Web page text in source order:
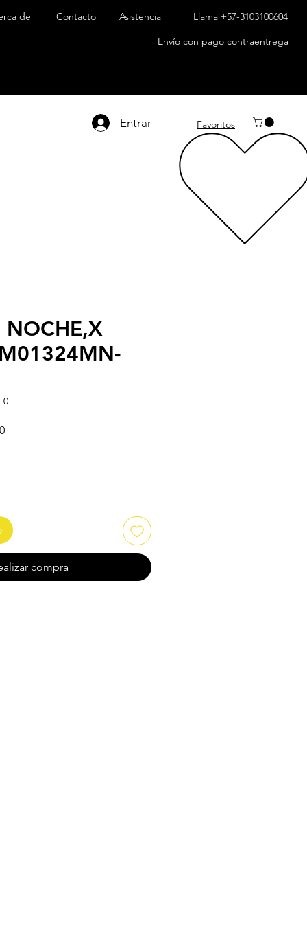
de Contacto Asistencia
Llama +57-3103100604
Envío con pago contraentrega
Entrar Favoritos
NOCHE,X
0
Precio de oferta
compra